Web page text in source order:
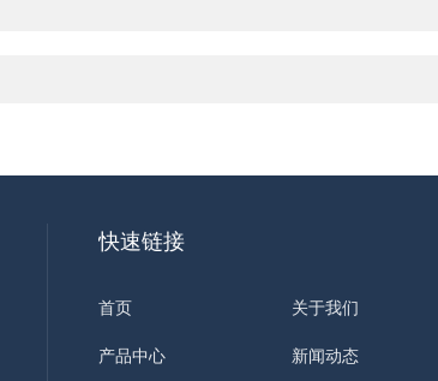
快速链接
首页 关于我们
产品中心 新闻动态